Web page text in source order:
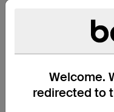
Welcome.
redirected to
간단한 플러그 앤 플레
USB-C 장치와 호환됩